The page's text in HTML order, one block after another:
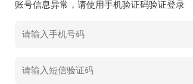
账号信息异常，请使用手机验证码验证登录